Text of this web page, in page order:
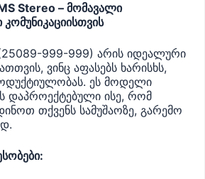
Stereo – მომავალი
999-999) არის იდეალური
ვინც აფასებს ხარისხს,
ეს მოდელი
დაპროექტებული ისე, რომ
თქვენს სამუშაოზე, გარემო